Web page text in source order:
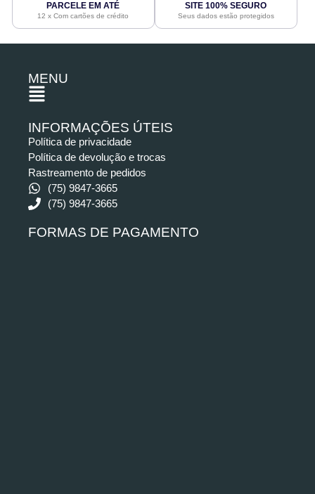
PARCELE EM ATÉ
12 x Com cartões de crédito
SITE 100% SEGURO
Seus dados estão protegidos
MENU
INFORMAÇÕES ÚTEIS
Política de privacidade
Política de devolução e trocas
Rastreamento de pedidos
(75) 9847-3665
(75) 9847-3665
FORMAS DE PAGAMENTO